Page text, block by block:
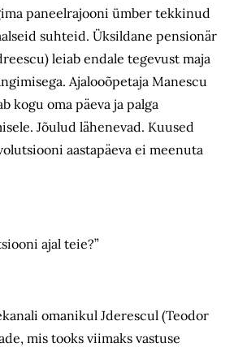
paneelrajooni ümber tekkinud
suhteid. Üksildane pensionär
leiab endale tegevust maja
Ajalooõpetaja Manescu
kogu oma päeva ja palga
Jõulud lähenevad. Kuused
aastapäeva ei meenuta
ajal teie?”
omanikul Jderescul (Teodor
mis tooks viimaks vastuse